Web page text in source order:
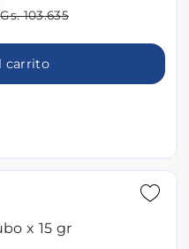
Gs. 103.635
carrito
x 15 gr